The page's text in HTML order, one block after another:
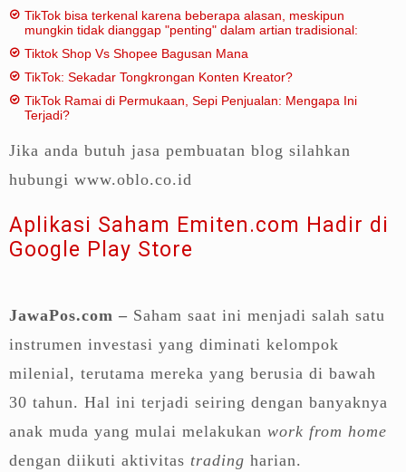
TikTok bisa terkenal karena beberapa alasan, meskipun
mungkin tidak dianggap "penting" dalam artian tradisional:
Tiktok Shop Vs Shopee Bagusan Mana
TikTok: Sekadar Tongkrongan Konten Kreator?
TikTok Ramai di Permukaan, Sepi Penjualan: Mengapa Ini
Terjadi?
Jika anda butuh jasa pembuatan blog silahkan
hubungi www.oblo.co.id
Aplikasi Saham Emiten.com Hadir di
Google Play Store
JawaPos.com – Saham saat ini menjadi salah satu
instrumen investasi yang diminati kelompok
milenial, terutama mereka yang berusia di bawah
30 tahun. Hal ini terjadi seiring dengan banyaknya
anak muda yang mulai melakukan work from home
dengan diikuti aktivitas trading harian.